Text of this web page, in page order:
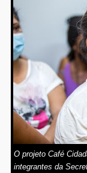
O projeto Café
integrantes da